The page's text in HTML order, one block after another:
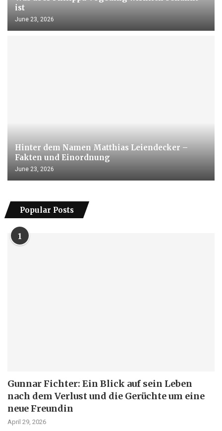
ist
June 23, 2026
Hinter dem Namen Matthias Leiendecker –
Fakten und Einordnung
June 23, 2026
Popular Posts
1
Gunnar Fichter: Ein Blick auf sein Leben
nach dem Verlust und die Gerüchte um eine
neue Freundin
April 29, 2026